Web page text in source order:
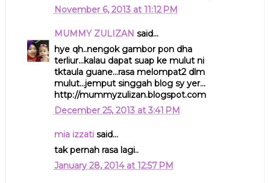
November 6, 2013 at 11:12 PM
MUMMY ZULIZAN said...
hye qh..nengok gambor pon dha
terliur...kalau dapat suap ke mulut ni
tktaula guane...rasa melompat2 dlm
mulut...jemput singgah blog sy yer...
http://mummyzulizan.blogspot.com
December 25, 2013 at 3:41 PM
mia izzatisaid...
tak pernah rasa lagi..
January 28, 2014 at 12:57 PM